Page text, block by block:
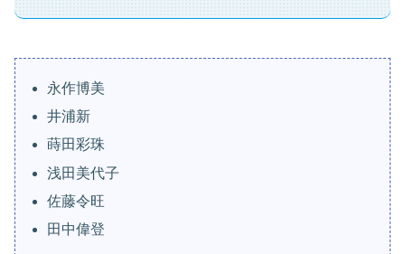
永作博美
井浦新
蒔田彩珠
浅田美代子
佐藤令旺
田中偉登